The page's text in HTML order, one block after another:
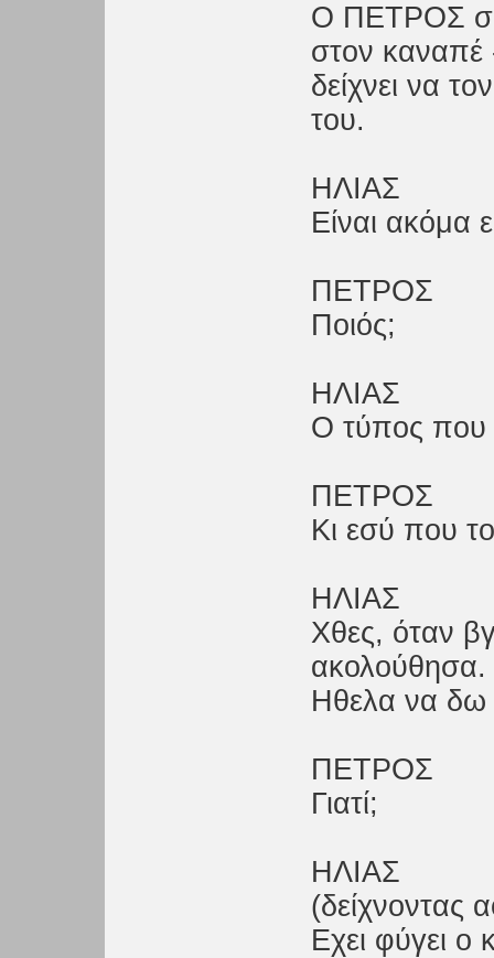
Ο ΠΕΤΡΟΣ
στον καναπέ
δείχνει να
του.
ΗΛΙΑΣ
Είναι ακόμα
ΠΕΤΡΟΣ
Ποιός;
ΗΛΙΑΣ
Ο τύπος που
ΠΕΤΡΟΣ
Κι εσύ που το
ΗΛΙΑΣ
Χθες, όταν
ακολούθησα.
Ηθελα να δω
ΠΕΤΡΟΣ
Γιατί;
ΗΛΙΑΣ
(δείχνοντας
Εχει φύγει ο